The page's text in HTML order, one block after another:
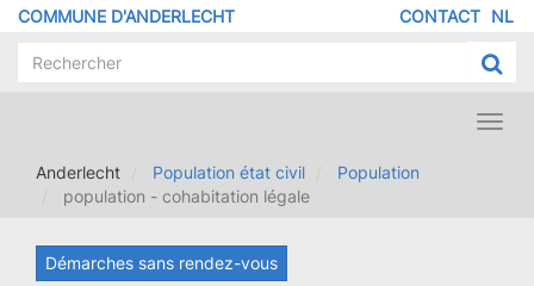
Aller
contenu
COMMUNE D'ANDERLECHT NL
DE
CONTACT
Anderlecht
Population état civil
Population
population - cohabitation légale
Démarches sans rendez-vous